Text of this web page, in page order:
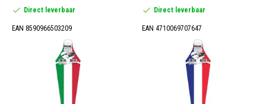
Direct leverbaar
EAN 8590966503209
Direct leverbaar
EAN 4710069707647